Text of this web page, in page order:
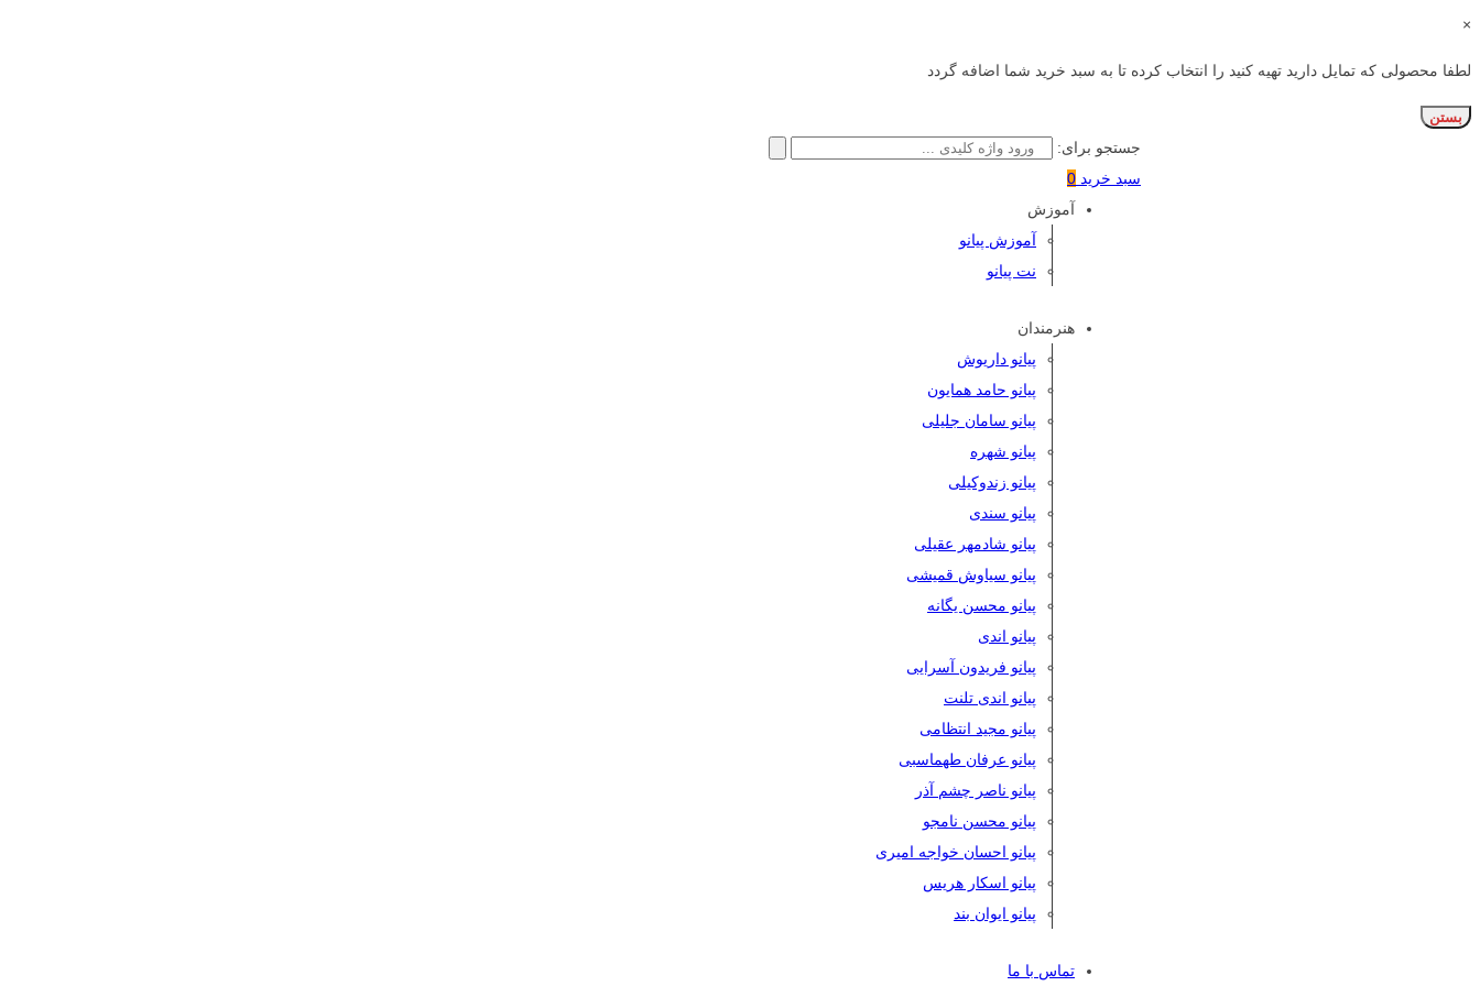
×
لطفا محصولی که تمایل دارید تهیه کنید را انتخاب کرده تا به سبد خرید شما اضافه گردد
بستن
جستجو برای:
سبد خرید 0
آموزش
آموزش پیانو
نت پیانو
هنرمندان
پیانو داریوش
پیانو حامد همایون
پیانو سامان جلیلی
پیانو شهره
پیانو زندوکیلی
پیانو سندی
پیانو شادمهر عقیلی
پیانو سیاوش قمیشی
پیانو محسن یگانه
پیانو اندی
پیانو فریدون آسرایی
پیانو اندی تلنت
پیانو مجید انتظامی
پیانو عرفان طهماسبی
پیانو ناصر چشم آذر
پیانو محسن نامجو
پیانو احسان خواجه امیری
پیانو اسکار هریس
پیانو ایوان بند
تماس با ما